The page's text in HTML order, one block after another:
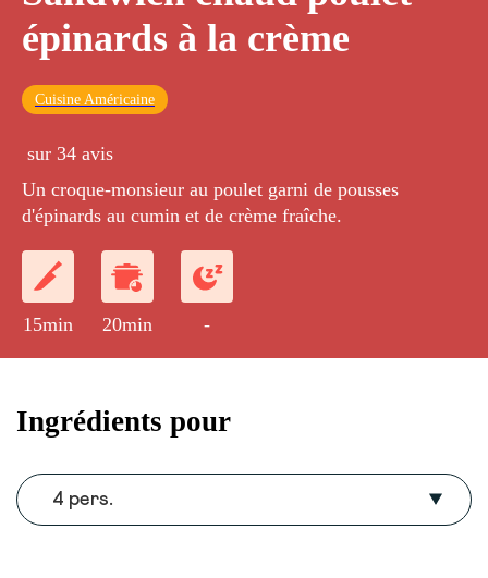
épinards à la crème
Cuisine Américaine
sur 34 avis
Un croque-monsieur au poulet garni de pousses
d'épinards au cumin et de crème fraîche.
15min 20min -
Ingrédients pour
4 pers.